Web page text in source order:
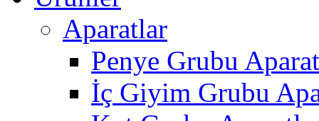
Aparatlar
Penye Grubu
İç Giyim Grubu